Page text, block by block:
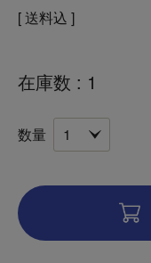
送料込
在庫数 1